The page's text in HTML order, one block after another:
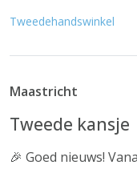
Tweedehandswinkel
Maastricht
Tweede kansje
🎉 Goed nieuws!